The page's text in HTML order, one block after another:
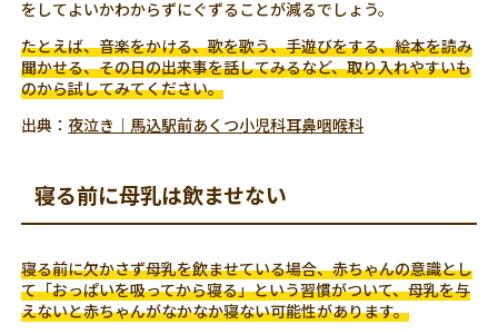
をしてよいかわからずにぐずることが減るでしょう。
たとえば、音楽をかける、歌を歌う、手遊びをする、絵本を読み
聞かせる、その日の出来事を話してみるなど、取り入れやすいも
のから試してみてください。
出典：夜泣き｜馬込駅前あくつ小児科耳鼻咽喉科
寝る前に母乳は飲ませない
寝る前に欠かさず母乳を飲ませている場合、赤ちゃんの意識とし
て「おっぱいを吸ってから寝る」という習慣がついて、母乳を与
えないと赤ちゃんがなかなか寝ない可能性があります。